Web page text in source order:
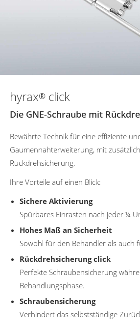
hyrax® click
Die GNE-Schraube mit
Bewährte Technik für eine effiziente
Gaumennahterweiterung, mit
Rückdrehsicherung.
Ihre Vorteile auf einen Blick:
Sichere Aktivierung
Spürbares Einrasten nach jeder ¼
Hohes Maß an Sicherheit
Sowohl für den Behandler als auch
Rückdrehsicherung click
Perfekte Schraubensicherung
Behandlungsphase.
Schraubensicherung
Verhindert das selbstständige